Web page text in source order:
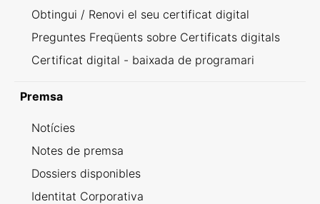
Obtingui / Renovi el seu certificat digital
Preguntes Freqüents sobre Certificats digitals
Certificat digital - baixada de programari
Premsa
Notícies
Notes de premsa
Dossiers disponibles
Identitat Corporativa